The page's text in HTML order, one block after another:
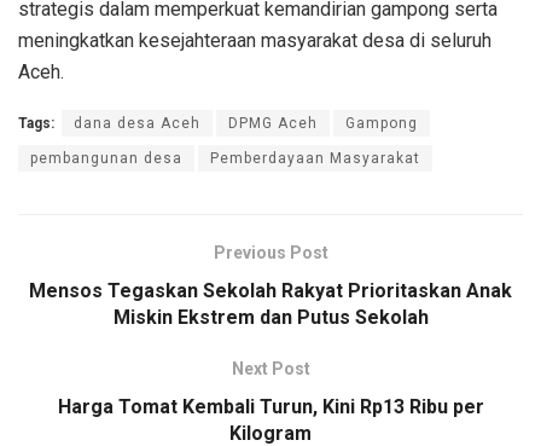
strategis dalam memperkuat kemandirian gampong serta
meningkatkan kesejahteraan masyarakat desa di seluruh
Aceh.
Tags: dana desa Aceh DPMG Aceh Gampong
pembangunan desa Pemberdayaan Masyarakat
Previous Post
Mensos Tegaskan Sekolah Rakyat Prioritaskan Anak
Miskin Ekstrem dan Putus Sekolah
Next Post
Harga Tomat Kembali Turun, Kini Rp13 Ribu per
Kilogram